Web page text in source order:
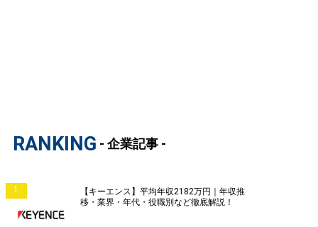
RANKING - 企業記事 -
1
【キーエンス】平均年収2182万円｜年収推
移・業界・年代・役職別など徹底解説！